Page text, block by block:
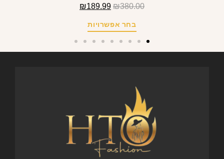
₪380.00
₪189.99
בחר אפשרויות